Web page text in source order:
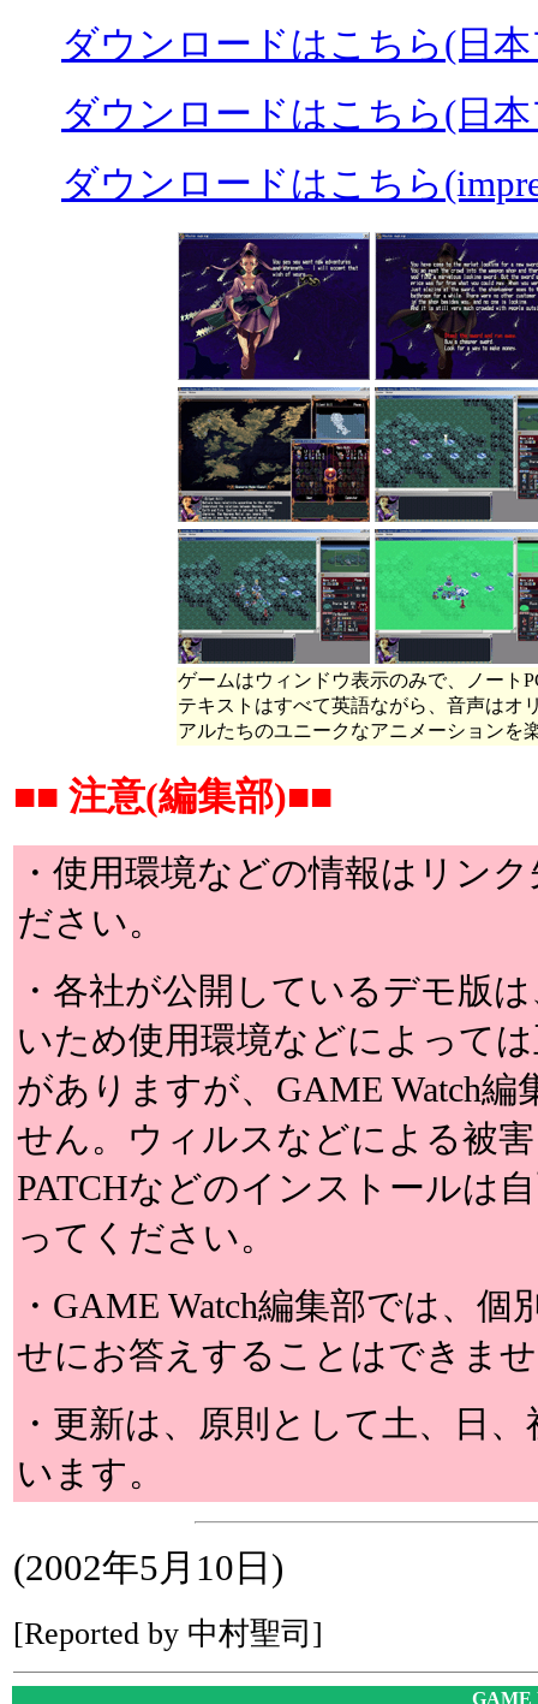
ダウンロードはこちら(日
ダウンロードはこちら(日
ダウンロードはこちら
ゲームはウィンドウ表示のみで、ノート
テキストはすべて英語ながら、音声はオ
アルたちのユニークなアニメーションを
■■ 注意(編集部)■■
・使用環境などの情報はリン
ださい。
・各社が公開しているデモ版
いため使用環境などによって
がありますが、GAME Watch
せん。ウィルスなどによる被
PATCHなどのインストールは
ってください。
・GAME Watch編集部では、
せにお答えすることはできま
・更新は、原則として土、日
います。
(2002年5月10日)
[Reported by 中村聖司]
GAME